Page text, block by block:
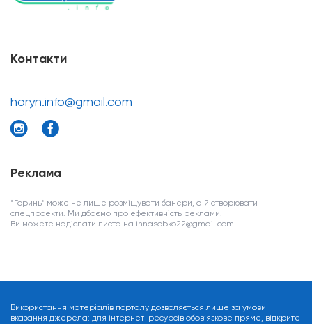
Контакти
horyn.info@gmail.com
Реклама
*Горинь* може не лише розміщувати банери, а й створювати
спецпроекти. Ми дбаємо про ефективність реклами.
Ви можете надіслати листа на innasobko22@gmail.com
Використання матеріалів порталу дозволяється лише за умови
вказання джерела: для інтернет-ресурсів обов’язкове пряме, відкрите